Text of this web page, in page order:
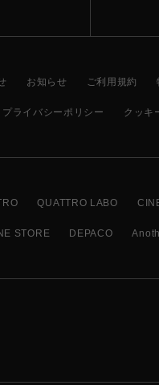
お知らせ ご利用規約
プライバシーポリシー クッキ
QUATTRO LABO
STORE DEPACO